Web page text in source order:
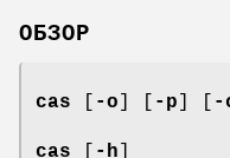
ОБЗОР
cas -o -p -
cas -h